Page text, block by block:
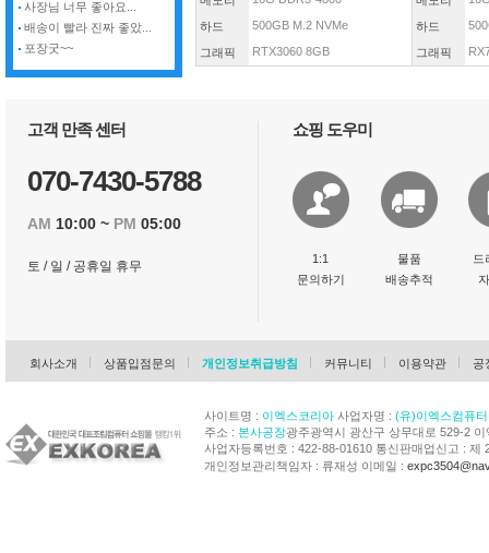
사장님 너무 좋아요...
배송이 빨라 진짜 좋았...
포장굿~~
하드 500GB M.2 NVMe
그래픽 RTX3060 8GB
하드
그래픽
고객 만족 센터
070-7430-5788
AM 10:00 ~ PM 05:00
토 / 일 / 공휴일 휴무
쇼핑 도우미
1:1
문의하기
물품
배송추적
드
회사소개 상품입점문의 개인정보취급방침 커뮤니티 이용약관 공
사이트명 : 이엑스코리아사업자명 : (유)이엑스컴퓨터
주소 : 본사공장광주광역시 광산구 상무대로 529-2 이
사업자등록번호 : 422-88-01610 통신판매업신고 : 제
개인정보관리책임자 : 류재성 이메일 :